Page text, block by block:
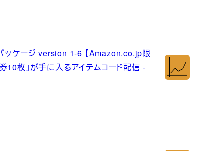
ッケージ version 1-6 【Amazon.co.jp限
10枚」が手に入るアイテムコード配信 -